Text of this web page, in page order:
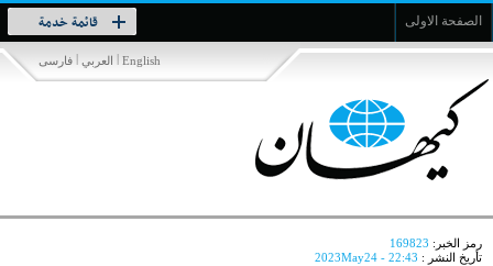
الصفحة الاولى قائمة خدمة
Toggle
navigation
فارسی | العربي | English
رمز الخبر: 169823
تأريخ النشر : 2023May24 - 22:43